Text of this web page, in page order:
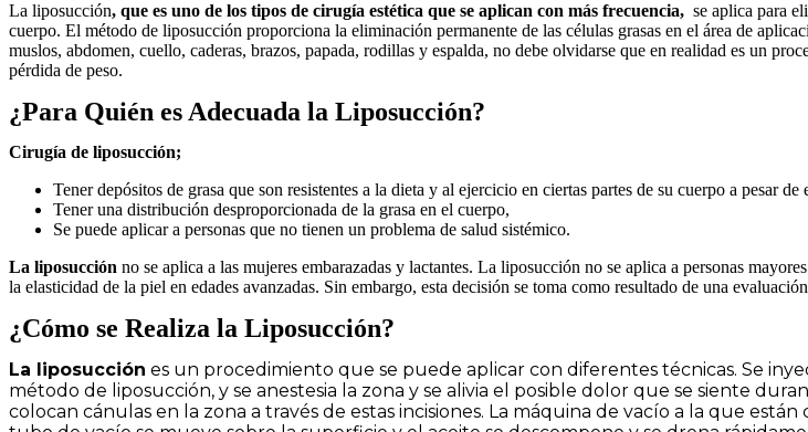
La liposucción, que es uno de los tipos de cirugía estética que se aplican con más frecuencia, se aplica para
cuerpo. El método de liposucción proporciona la eliminación permanente de las células grasas en el área de
muslos, abdomen, cuello, caderas, brazos, papada, rodillas y espalda, no debe olvidarse que en realidad es un
pérdida de peso.
¿Para Quién es Adecuada la Liposucción?
Cirugía de liposucción;
Tener depósitos de grasa que son resistentes a la dieta y al ejercicio en ciertas partes de su cuerpo a pesar
Tener una distribución desproporcionada de la grasa en el cuerpo,
Se puede aplicar a personas que no tienen un problema de salud sistémico.
La liposucción no se aplica a las mujeres embarazadas y lactantes. La liposucción no se aplica a personas
la elasticidad de la piel en edades avanzadas. Sin embargo, esta decisión se toma como resultado de una
¿Cómo se Realiza la Liposucción?
La liposucción es un procedimiento que se puede aplicar con diferentes técnicas. Se
método de liposucción, y se anestesia la zona y se alivia el posible dolor que se siente
colocan cánulas en la zona a través de estas incisiones. La máquina de vacío a la que